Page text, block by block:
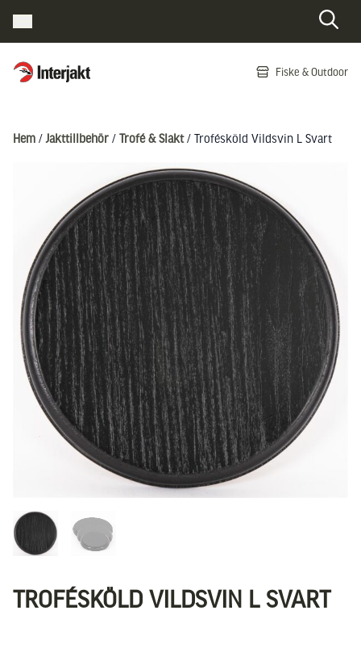
Interjakt SE Fiske & Outdoor
Hem / Jakttillbehör / Trofé & Slakt/ Trofésköld Vildsvin L Svart
TROFÉSKÖLD VILDSVIN L SVART